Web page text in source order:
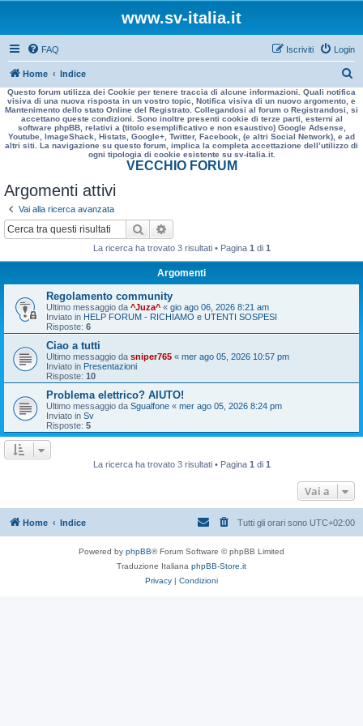
www.sv-italia.it
FAQ Login
Iscriviti
Home Indice
e
r
a
Questo forum utilizza dei Cookie per tenere traccia di alcune informazioni. Quali notifica
visiva di una nuova risposta in un vostro topic, Notifica visiva di un nuovo argomento, e
Mantenimento dello stato Online del Registrato. Collegandosi al forum o Registrandosi, si
accettano queste condizioni. Sono inoltre presenti cookie di terze parti, esterni al
software phpBB, relativi a (titolo esemplificativo e non esaustivo) Google Adsense,
Youtube, ImageShack, Histats, Google+, Twitter, Facebook, (e altri Social Network), e ad
altri siti. La navigazione su questo forum, implica la completa accettazione dell’utilizzo di
ogni tipologia di cookie esistente su sv-italia.it.
VECCHIO FORUM
Argomenti attivi
Vai alla ricerca avanzata
Cerca
La ricerca ha trovato 3 risultati • Pagina 1 di 1
Argomenti
Regolamento community
Ultimo messaggio da ^Juza^ « gio ago 06, 2026 8:21 am
Inviato in HELP FORUM - RICHIAMO e UTENTI SOSPESI
Risposte: 6
Ciao a tutti
Ultimo messaggio da sniper765 « mer ago 05, 2026 10:57 pm
Inviato in Presentazioni
Risposte: 10
Problema elettrico? AIUTO!
Ultimo messaggio da Sgualfone « mer ago 05, 2026 8:24 pm
Inviato in Sv
Risposte: 5
La ricerca ha trovato 3 risultati • Pagina 1 di 1
Vai a
Home Indice Tutti gli orari sono UTC+02:00
Powered by phpBB® Forum Software © phpBB Limited
Traduzione Italiana phpBB-Store.it
Privacy | Condizioni